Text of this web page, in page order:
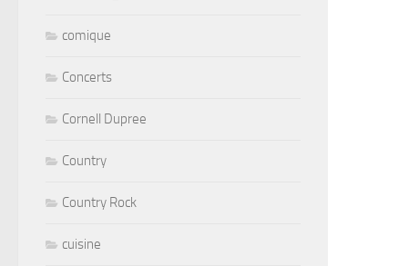
comique
Concerts
Cornell Dupree
Country
Country Rock
cuisine